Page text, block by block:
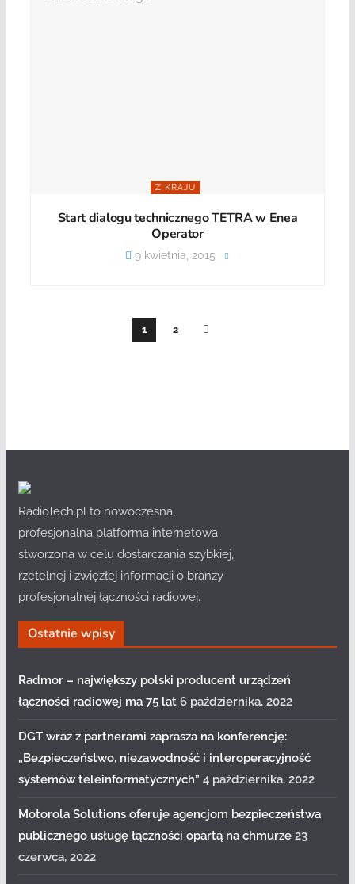
Z KRAJU
Start dialogu technicznego TETRA w Enea
Operator
9 kwietnia, 2015
1 2
RadioTech.pl to nowoczesna,
profesjonalna platforma internetowa
stworzona w celu dostarczania szybkiej,
rzetelnej i zwięzłej informacji o branży
profesjonalnej łączności radiowej.
Ostatnie wpisy
Radmor – największy polski producent urządzeń
łączności radiowej ma 75 lat 6 października, 2022
DGT wraz z partnerami zaprasza na konferencję:
„Bezpieczeństwo, niezawodność i interoperacyjność
systemów teleinformatycznych” 4 października, 2022
Motorola Solutions oferuje agencjom bezpieczeństwa
publicznego usługę łączności opartą na chmurze 23
czerwca, 2022